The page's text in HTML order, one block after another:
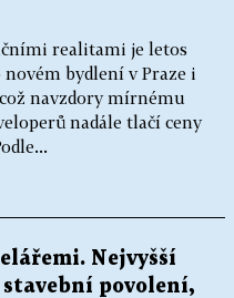
realitami je letos
bydlení v Praze i
navzdory mírnému
nadále tlačí ceny
Nejvyšší
stavební povolení,